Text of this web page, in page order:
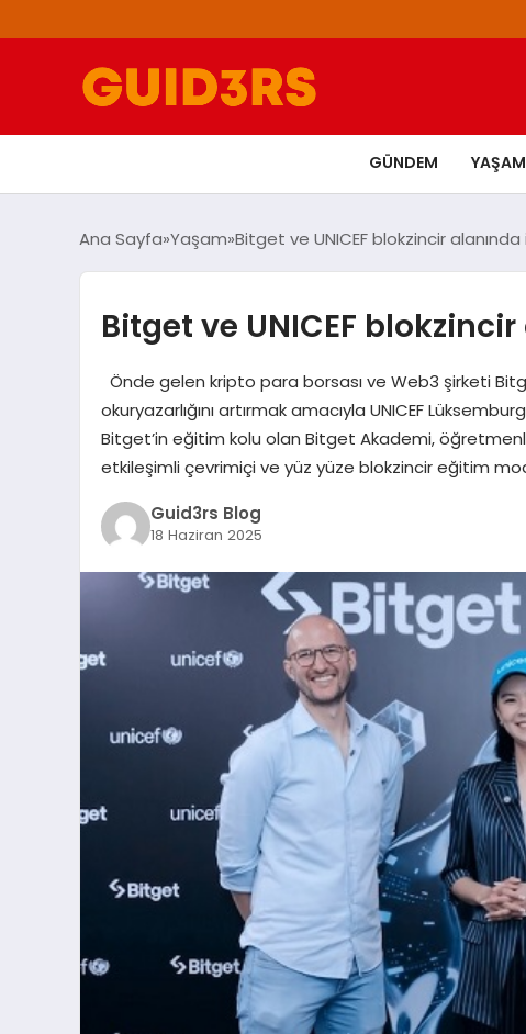
GÜNDEM YAŞAM
Ana Sayfa Yaşam Bitget ve UNICEF blokzincir
Bitget ve UNICEF
Önde gelen kripto para borsası ve Web3 şirketi
okuryazarlığını artırmak amacıyla UNICEF
Bitget’in eğitim kolu olan Bitget Akademi,
etkileşimli çevrimiçi ve yüz yüze blokzincir eğitim
Guid3rs Blog
18 Haziran 2025